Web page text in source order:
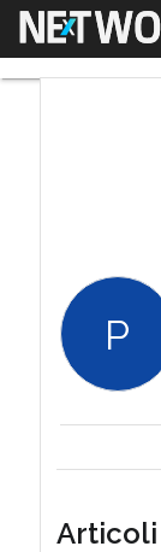
Menu
P